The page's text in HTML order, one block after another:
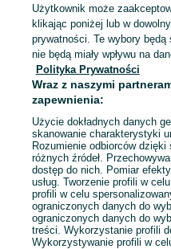
Mapa kategorii
Mapa miejscowości
Mapa ministron
Popularne wyszukiwania
Użytkownik może
klikając poniżej lub w
prywatności. Te wybory
nie będą miały wpływu na
Polityka Prywatności
Wraz z naszymi
zapewnienia:
Użycie dokładnych danych
skanowanie charakterystyki
Rozumienie odbiorców
różnych źródeł.
dostęp do nich. Pomiar
usług. Tworzenie profili w
profili w celu
ograniczonych danych do
ograniczonych danych do
treści. Wykorzystanie profili
Wykorzystywanie profili w